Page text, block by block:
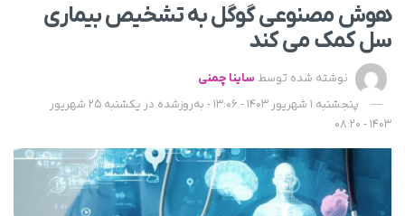
هوش مصنوعی گوگل به تشخیص بیماری
سل کمک می کند
نوشته شده توسط ساینا چمنی
پنجشنبه 1 شهریور 1403 - 13:06 - به‌روزشده در یکشنبه 25 شهریور
1403 - 08:20